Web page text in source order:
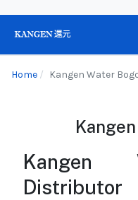
Home Kangen Water
Kangen